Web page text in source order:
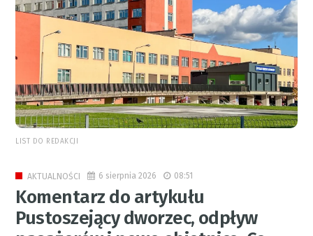
LIST DO REDAKCJI
AKTUALNOŚCI 6 sierpnia 2026 08:51
Komentarz do artykułu
Pustoszejący dworzec, odpływ